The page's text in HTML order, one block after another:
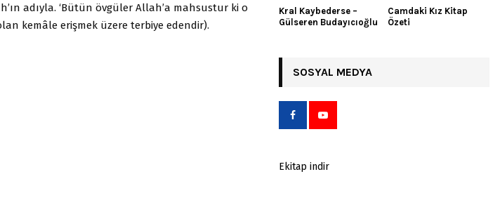
adıyla. ‘Bütün övgüler Allah’a mahsustur ki o
kemâle erişmek üzere terbiye edendir).
Kral Kaybederse –
Gülseren Budayıcıoğlu
Camdaki Kız Kitap
Özeti
SOSYAL MEDYA
Ekitap indir